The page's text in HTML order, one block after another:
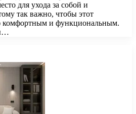
для ухода за собой и
так важно, чтобы этот
комфортным и функциональным.